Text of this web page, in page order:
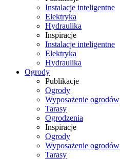
Instalacje inteligentne
Elektryka
Hydraulika
Inspiracje
Instalacje inteligentne
Elektryka
Hydraulika
Ogrody
Publikacje
Ogrody
Wyposażenie ogrodów
Tarasy
Ogrodzenia
Inspiracje
Ogrody
Wyposażenie ogrodów
Tarasy